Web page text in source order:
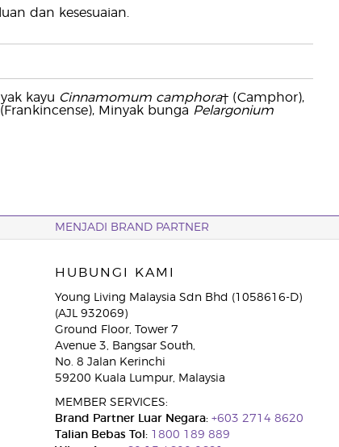
dan kesesuaian.
kayu Cinnamomum camphora† (Camphor),
Minyak bunga Pelargonium
MENJADI BRAND PARTNER
HUBUNGI KAMI
Young Living Malaysia Sdn Bhd (1058616-D)
(AJL 932069)
Ground Floor, Tower 7
Avenue 3, Bangsar South,
No. 8 Jalan Kerinchi
59200 Kuala Lumpur, Malaysia
MEMBER SERVICES:
Brand Partner Luar Negara:+603 2714 8620
Talian Bebas Tol:1800 189 889